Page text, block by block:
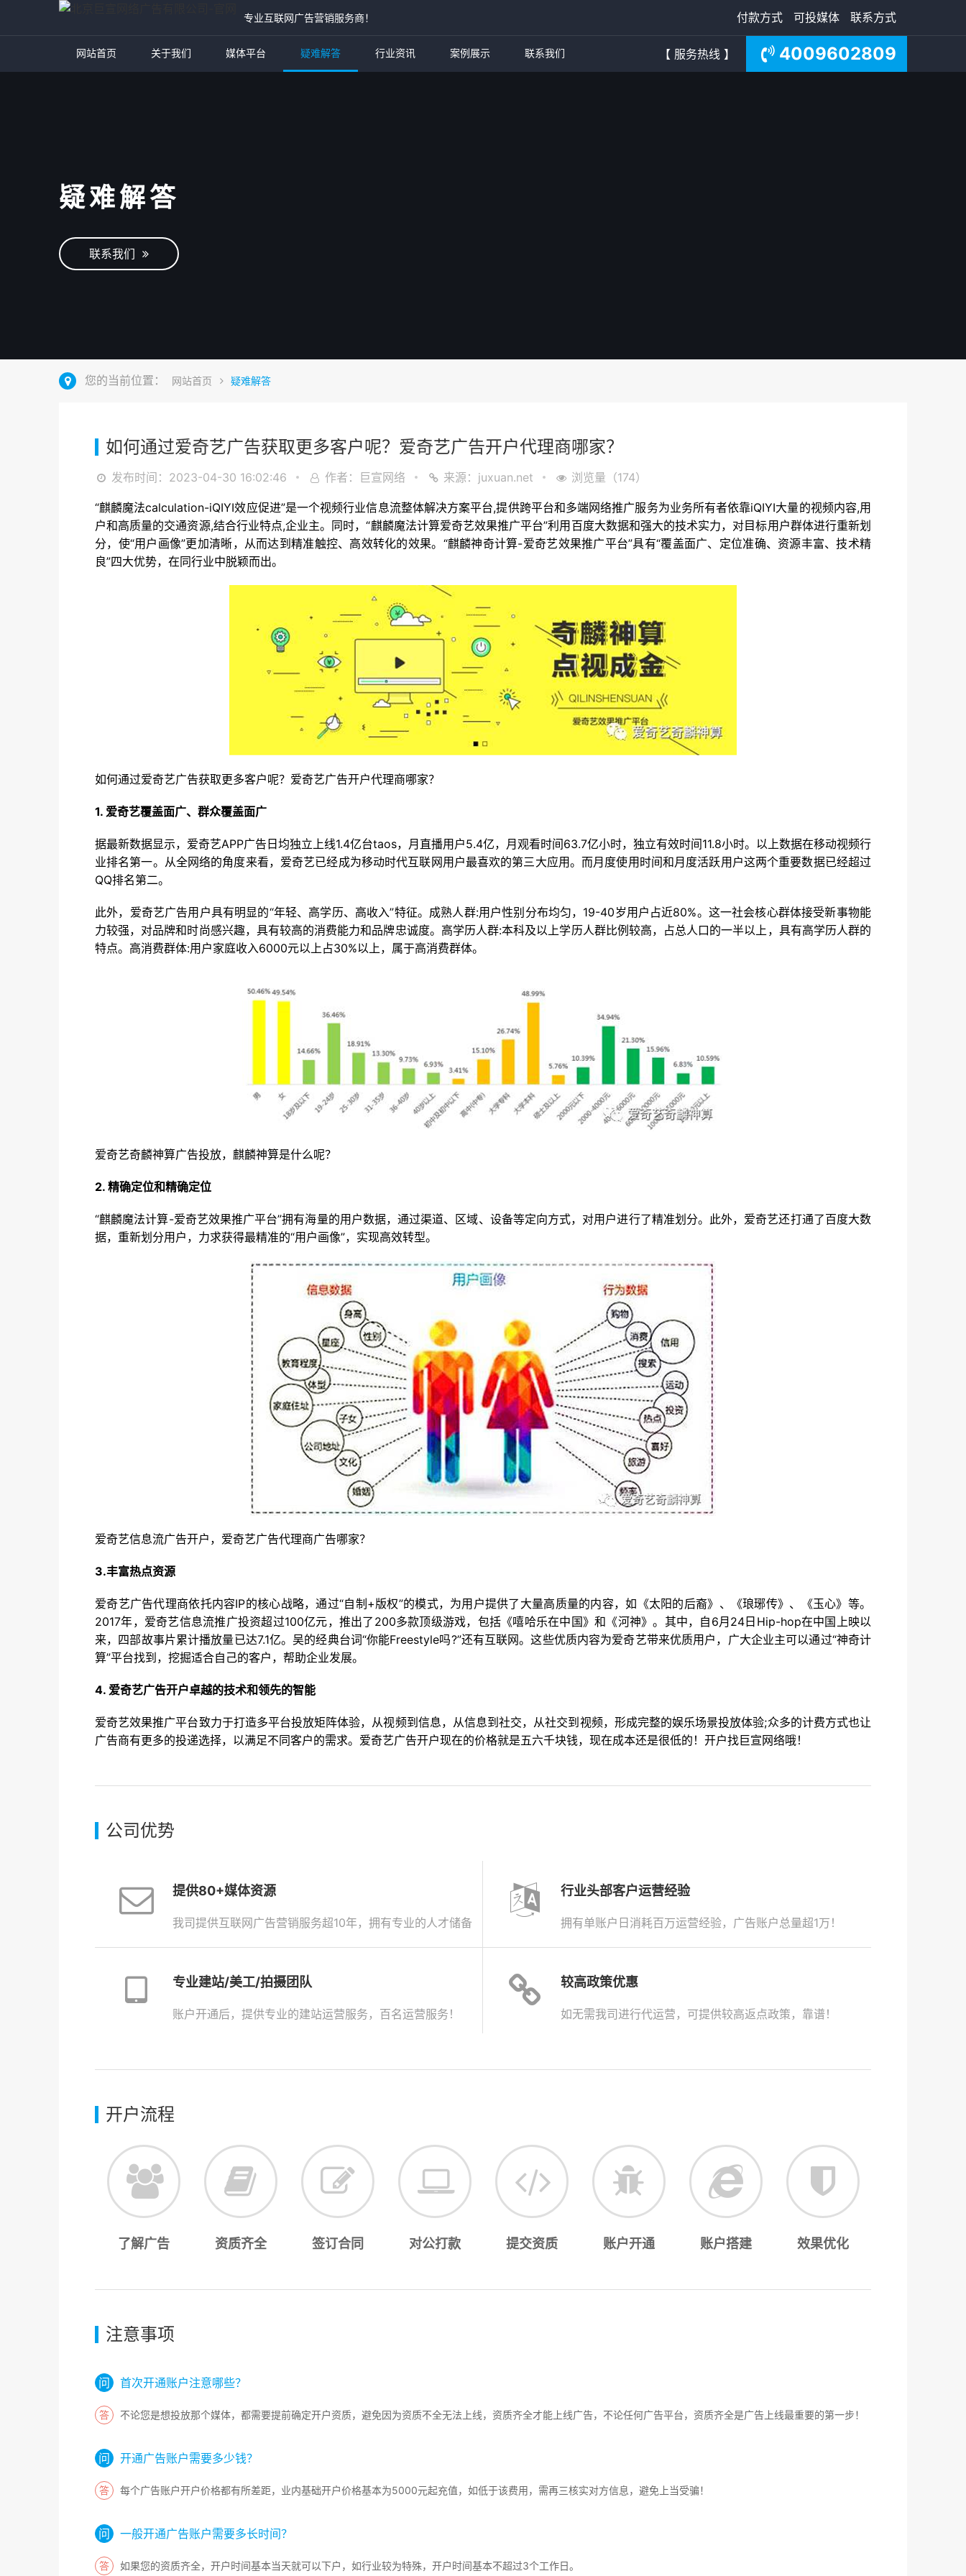
专业互联网广告营销服务商！ 付款方式 可投媒体 联系方式
网站首页 关于我们 媒体平台 疑难解答 行业资讯 案例展示 联系我们 【 服务热线 】 4009602809
疑难解答
联系我们
您的当前位置： 网站首页 疑难解答
如何通过爱奇艺广告获取更多客户呢？爱奇艺广告开户代理商哪家？
发布时间：2023-04-30 16:02:46 作者：巨宣网络 来源：juxuan.net 浏览量（174）
“麒麟魔法calculation-iQIYI效应促进”是一个视频行业信息流整体解决方案平台,提供跨平台和多端网络推广服务为业务所有者依靠iQIYI大量的视频内容,用
户和高质量的交通资源,结合行业特点,企业主。同时，“麒麟魔法计算爱奇艺效果推广平台”利用百度大数据和强大的技术实力，对目标用户群体进行重新划
分，使“用户画像”更加清晰，从而达到精准触控、高效转化的效果。“麒麟神奇计算-爱奇艺效果推广平台”具有“覆盖面广、定位准确、资源丰富、技术精
良”四大优势，在同行业中脱颖而出。
如何通过爱奇艺广告获取更多客户呢？爱奇艺广告开户代理商哪家？
1. 爱奇艺覆盖面广、群众覆盖面广
据最新数据显示，爱奇艺APP广告日均独立上线1.4亿台taos，月直播用户5.4亿，月观看时间63.7亿小时，独立有效时间11.8小时。以上数据在移动视频行
业排名第一。从全网络的角度来看，爱奇艺已经成为移动时代互联网用户最喜欢的第三大应用。而月度使用时间和月度活跃用户这两个重要数据已经超过
QQ排名第二。
此外，爱奇艺广告用户具有明显的“年轻、高学历、高收入”特征。成熟人群:用户性别分布均匀，19-40岁用户占近80%。这一社会核心群体接受新事物能
力较强，对品牌和时尚感兴趣，具有较高的消费能力和品牌忠诚度。高学历人群:本科及以上学历人群比例较高，占总人口的一半以上，具有高学历人群的
特点。高消费群体:用户家庭收入6000元以上占30%以上，属于高消费群体。
爱奇艺奇麟神算广告投放，麒麟神算是什么呢？
2. 精确定位和精确定位
“麒麟魔法计算-爱奇艺效果推广平台”拥有海量的用户数据，通过渠道、区域、设备等定向方式，对用户进行了精准划分。此外，爱奇艺还打通了百度大数
据，重新划分用户，力求获得最精准的“用户画像”，实现高效转型。
爱奇艺信息流广告开户，爱奇艺广告代理商广告哪家？
3.丰富热点资源
爱奇艺广告代理商依托内容IP的核心战略，通过“自制+版权”的模式，为用户提供了大量高质量的内容，如《太阳的后裔》、《琅琊传》、《玉心》等。
2017年，爱奇艺信息流推广投资超过100亿元，推出了200多款顶级游戏，包括《嘻哈乐在中国》和《河神》。其中，自6月24日Hip-hop在中国上映以
来，四部故事片累计播放量已达7.1亿。吴的经典台词“你能Freestyle吗?”还有互联网。这些优质内容为爱奇艺带来优质用户，广大企业主可以通过“神奇计
算”平台找到，挖掘适合自己的客户，帮助企业发展。
4. 爱奇艺广告开户卓越的技术和领先的智能
爱奇艺效果推广平台致力于打造多平台投放矩阵体验，从视频到信息，从信息到社交，从社交到视频，形成完整的娱乐场景投放体验;众多的计费方式也让
广告商有更多的投递选择，以满足不同客户的需求。爱奇艺广告开户现在的价格就是五六千块钱，现在成本还是很低的！开户找巨宣网络哦！
公司优势
提供80+媒体资源
我司提供互联网广告营销服务超10年，拥有专业的人才储备
行业头部客户运营经验
拥有单账户日消耗百万运营经验，广告账户总量超1万！
专业建站/美工/拍摄团队
账户开通后，提供专业的建站运营服务，百名运营服务！
较高政策优惠
如无需我司进行代运营，可提供较高返点政策，靠谱！
开户流程
了解广告 资质齐全 签订合同 对公打款 提交资质 账户开通 账户搭建 效果优化
注意事项
首次开通账户注意哪些？
不论您是想投放那个媒体，都需要提前确定开户资质，避免因为资质不全无法上线，资质齐全才能上线广告，不论任何广告平台，资质齐全是广告上线最重要的第一步！
开通广告账户需要多少钱？
每个广告账户开户价格都有所差距，业内基础开户价格基本为5000元起充值，如低于该费用，需再三核实对方信息，避免上当受骗！
一般开通广告账户需要多长时间？
如果您的资质齐全，开户时间基本当天就可以下户，如行业较为特殊，开户时间基本不超过3个工作日。